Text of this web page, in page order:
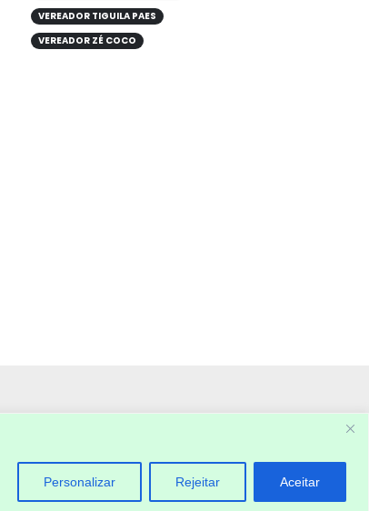
Personalizar Rejeitar Aceitar
VEREADOR TIGUILA PAES
VEREADOR ZÉ COCO